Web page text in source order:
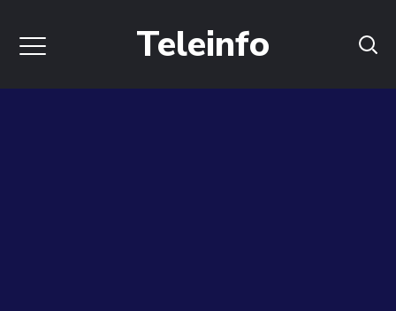
Teleinfo